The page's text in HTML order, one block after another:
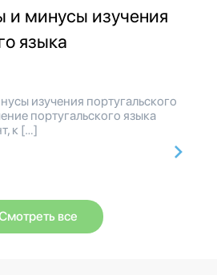
и минусы изучения
языка
изучения португальского
португальского языка
к […]
все